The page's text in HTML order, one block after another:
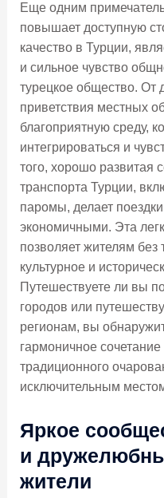
Еще одним
повышает доступную
качество в Турции,
и сильное чувство
турецкое общество. От
приветствия местных
благоприятную среду,
интегрироваться и
того, хорошо развитая
транспорта Турции,
паромы, делает
экономичными. Эта
позволяет жителям без
культурное и
Путешествуете ли вы
городов или
регионам, вы
гармоничное
традиционного
исключительным
Яркое
и
жители